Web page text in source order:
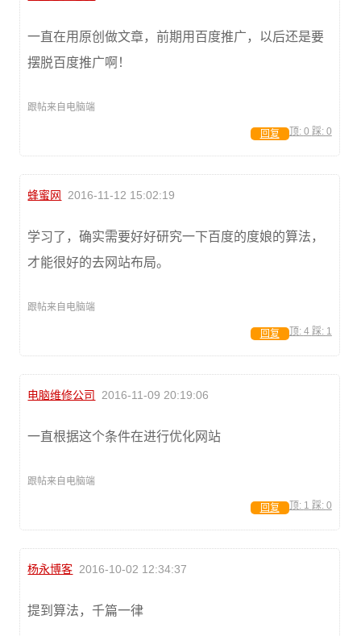
一直在用原创做文章，前期用百度推广，以后还是要
摆脱百度推广啊！
跟帖来自电脑端
顶: 0 踩: 0
回复
蜂蜜网 2016-11-12 15:02:19
学习了，确实需要好好研究一下百度的度娘的算法，
才能很好的去网站布局。
跟帖来自电脑端
顶: 4 踩: 1
回复
电脑维修公司 2016-11-09 20:19:06
一直根据这个条件在进行优化网站
跟帖来自电脑端
顶: 1 踩: 0
回复
杨永博客 2016-10-02 12:34:37
提到算法，千篇一律